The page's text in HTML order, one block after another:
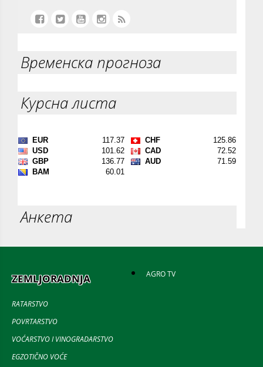
Временска прогноза
Курсна листа
Анкета
ZEMLJORADNJA
RATARSTVO
POVRTARSTVO
VOĆARSTVO I VINOGRADARSTVO
EGZOTIČNO VOĆE
AGRO TV